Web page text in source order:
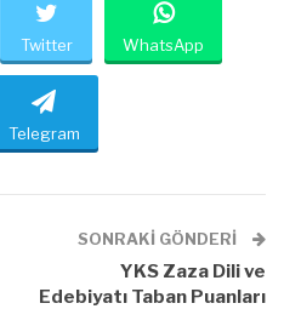
Twitter WhatsApp
Telegram
SONRAKI GÖNDERI
YKS Zaza Dili ve
Edebiyatı Taban Puanları